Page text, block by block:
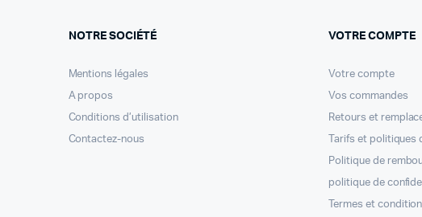
NOTRE SOCIÉTÉ
Mentions légales
A propos
Conditions d’utilisation
Contactez-nous
VOTRE COMPTE
Votre compte
Vos commandes
Retours et
Tarifs et politiques
Politique de
politique de
Termes et